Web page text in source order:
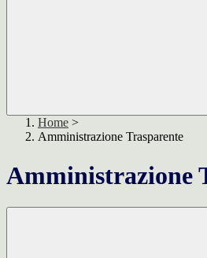
Home >
Amministrazione Trasparente
Amministrazione